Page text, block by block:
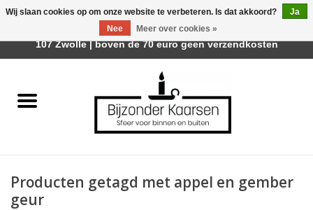
Räder Design Stories
Geurkaarsen
Producten getagd met appel en gember
geur
Wij slaan cookies op om onze website te verbeteren. Is dat akkoord?
Ja
Nee
Meer over cookies »
Afhalen is mogelijk bij Trotz Woon & Cadeau | Belvederelaan
107 Zwolle | boven de 70 euro geen verzendkosten